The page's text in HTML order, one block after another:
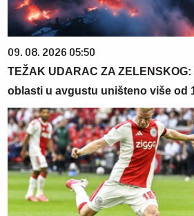
09. 08. 2026 05:50
TEŽAK UDARAC ZA
oblasti u avgustu uništeno više od